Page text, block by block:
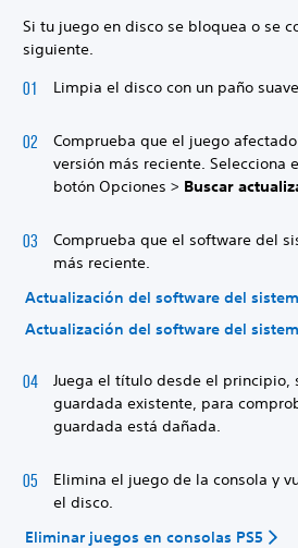
Si tu juego en disco se bloquea o se
siguiente.
Limpia el disco con un paño
Comprueba que el juego
versión más reciente. Selecciona
botón Opciones > Buscar
Comprueba que el software del
más reciente.
Actualización del software del
Actualización del software del
Juega el título desde el principio,
guardada existente, para
guardada está dañada.
Elimina el juego de la consola y
el disco.
Eliminar juegos en consolas PS5